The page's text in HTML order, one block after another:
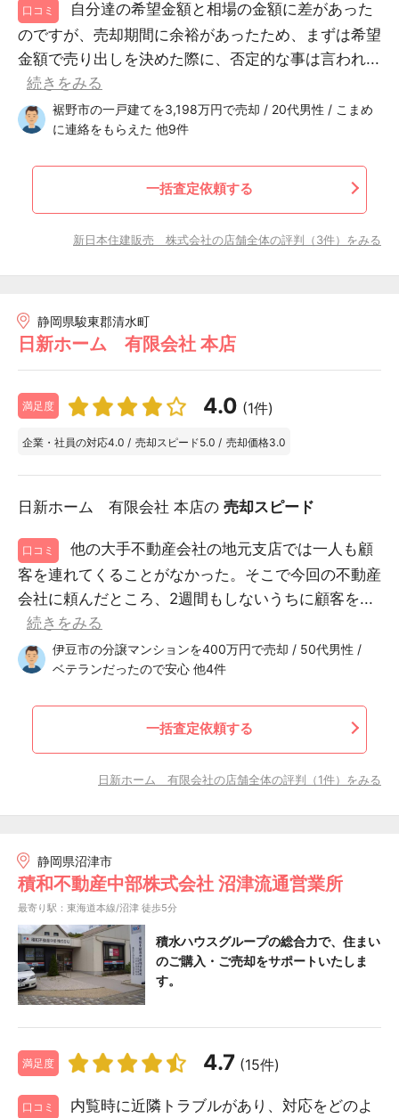
口コミ
自分達の希望金額と相場の金額に差があった
のですが、売却期間に余裕があったため、まずは希望
金額で売り出しを決めた際に、否定的な事は言われ...
続きをみる
裾野市の一戸建てを3,198万円で売却 / 20代男性 / こまめ
に連絡をもらえた 他9件
一括査定依頼する
新日本住建販売 株式会社の店舗全体の評判（3件）をみる
静岡県駿東郡清水町
日新ホーム 有限会社 本店
満足度 4.0 (1件)
企業・社員の対応4.0 / 売却スピード5.0 / 売却価格3.0
日新ホーム 有限会社 本店の 売却スピード
口コミ
他の大手不動産会社の地元支店では一人も顧
客を連れてくることがなかった。そこで今回の不動産
会社に頼んだところ、2週間もしないうちに顧客を...
続きをみる
伊豆市の分譲マンションを400万円で売却 / 50代男性 /
ベテランだったので安心 他4件
一括査定依頼する
日新ホーム 有限会社の店舗全体の評判（1件）をみる
静岡県沼津市
積和不動産中部株式会社 沼津流通営業所
最寄り駅：東海道本線/沼津 徒歩5分
積水ハウスグループの総合力で、住まい
のご購入・ご売却をサポートいたしま
す。
満足度 4.7 (15件)
口コミ
内覧時に近隣トラブルがあり、対応をどのよ